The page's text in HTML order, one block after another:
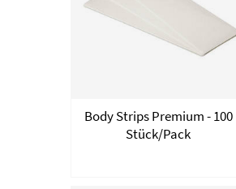
Body Strips Premium - 100
Stück/Pack